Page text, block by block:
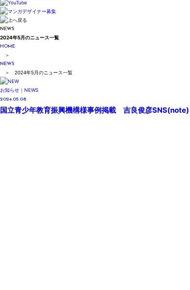
NEWS
2024年5月のニュース一覧
HOME
＞
NEWS
＞ 2024年5月のニュース一覧
お知らせ｜NEWS
2024.05.08
国立青少年教育振興機構様事例掲載 吉良俊彦SNS(note)